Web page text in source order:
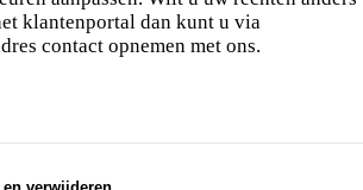
klantenportal dan kunt u via
contact opnemen met ons.